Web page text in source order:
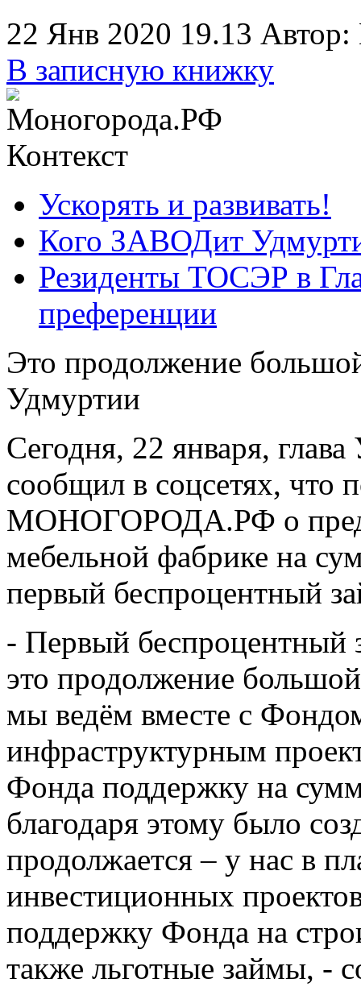
22 Янв 2020 19.13 Автор:
В записную книжку
Контекст
Ускорять и развивать!
Кого ЗАВОДит
Резиденты ТОСЭР в
преференции
Это продолжение
Удмуртии
Сегодня, 22 января,
сообщил в соцсетях, что
МОНОГОРОДА.РФ о
мебельной фабрике на
первый беспроцентный
- Первый
это продолжение
мы ведём вместе с
инфраструктурным
Фонда поддержку на
благодаря этому было
продолжается – у нас в
инвестиционных
поддержку Фонда на
также льготные займы, -